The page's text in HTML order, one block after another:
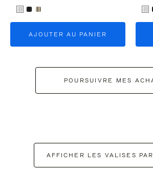
AJOUTER AU PANIER
POURSUIVRE MES
AFFICHER LES VALISES